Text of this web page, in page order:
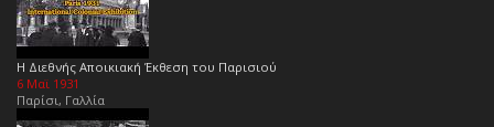
Η Διεθνής Αποικιακή Έκθεση του Παρισιού
6 Μαϊ 1931
Παρίσι, Γαλλία